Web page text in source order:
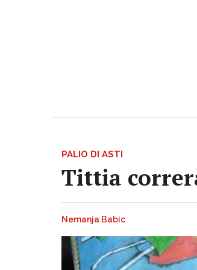
PALIO DI ASTI
Tittia
Nemanja Babic